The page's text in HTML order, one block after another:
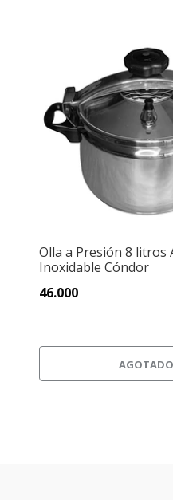
Olla a Presión 8 litros
Inoxidable Cóndor
46.000
AGOTADO